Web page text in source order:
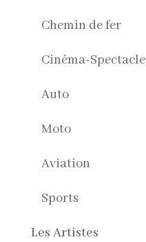
Chemin de fer
Cinéma-Spectacle
Auto
Moto
Aviation
Sports
Les Artistes